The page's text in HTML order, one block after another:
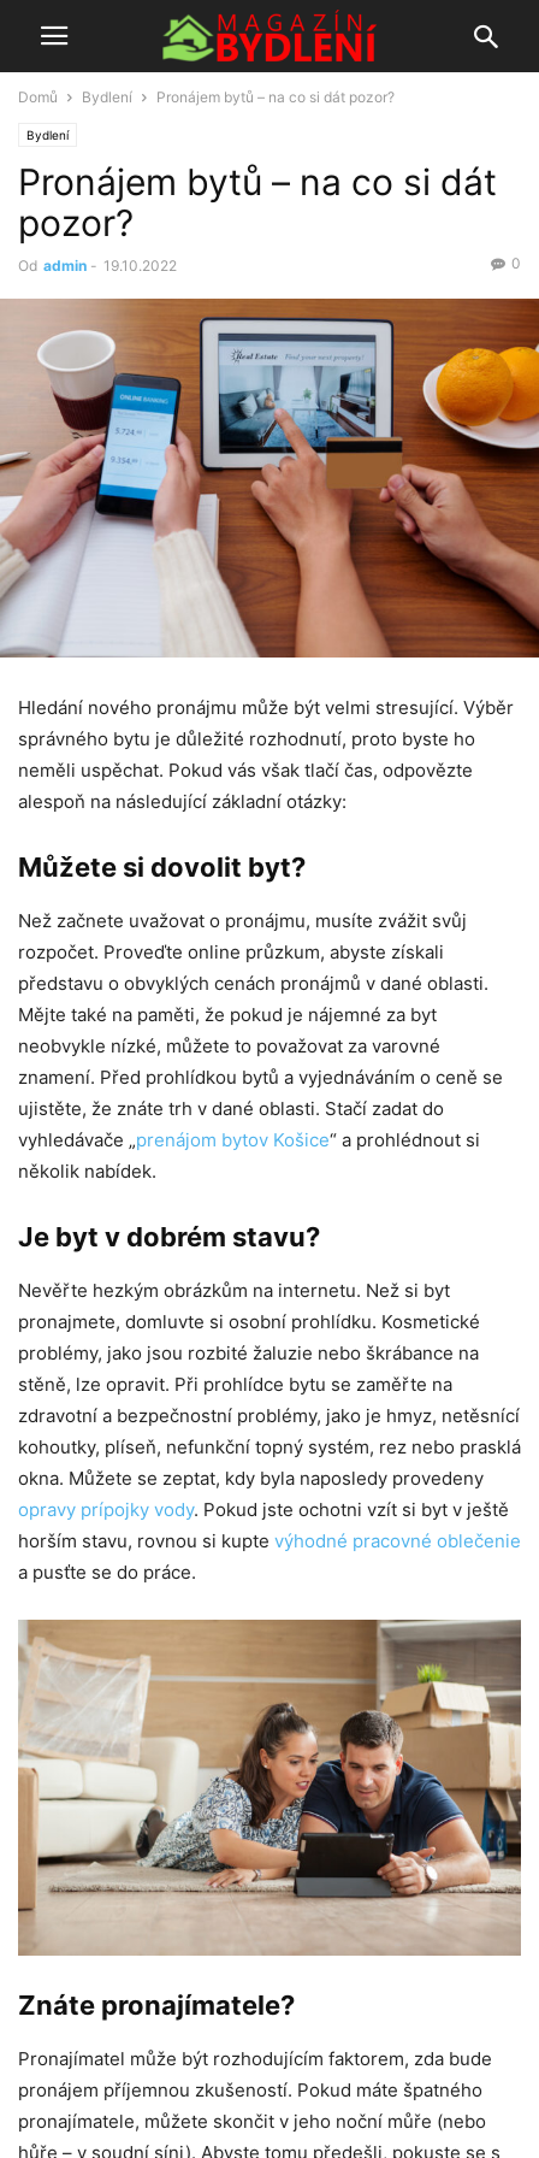
Domů Bydlení Pronájem bytů – na co si dát pozor?
Bydlení
Pronájem bytů – na co si dát
pozor?
Od admin - 19.10.2022 0
Hledání nového pronájmu může být velmi stresující. Výběr
správného bytu je důležité rozhodnutí, proto byste ho
neměli uspěchat. Pokud vás však tlačí čas, odpovězte
alespoň na následující základní otázky:
Můžete si dovolit byt?
Než začnete uvažovat o pronájmu, musíte zvážit svůj
rozpočet. Proveďte online průzkum, abyste získali
představu o obvyklých cenách pronájmů v dané oblasti.
Mějte také na paměti, že pokud je nájemné za byt
neobvykle nízké, můžete to považovat za varovné
znamení. Před prohlídkou bytů a vyjednáváním o ceně se
ujistěte, že znáte trh v dané oblasti. Stačí zadat do
vyhledávače „prenájom bytov Košice“ a prohlédnout si
několik nabídek.
Je byt v dobrém stavu?
Nevěřte hezkým obrázkům na internetu. Než si byt
pronajmete, domluvte si osobní prohlídku. Kosmetické
problémy, jako jsou rozbité žaluzie nebo škrábance na
stěně, lze opravit. Při prohlídce bytu se zaměřte na
zdravotní a bezpečnostní problémy, jako je hmyz, netěsnící
kohoutky, plíseň, nefunkční topný systém, rez nebo prasklá
okna. Můžete se zeptat, kdy byla naposledy provedeny
opravy prípojky vody. Pokud jste ochotni vzít si byt v ještě
horším stavu, rovnou si kupte výhodné pracovné oblečenie
a pusťte se do práce.
Znáte pronajímatele?
Pronajímatel může být rozhodujícím faktorem, zda bude
pronájem příjemnou zkušeností. Pokud máte špatného
pronajímatele, můžete skončit v jeho noční můře (nebo
hůře – v soudní síni). Abyste tomu předešli, pokuste se s